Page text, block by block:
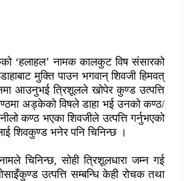
‘हलाहल’ नामक कालकुट विष संसारको
मुक्ति पाउन भगवान् शिवजी हिमवत्
आउनुभई त्रिशूलले खोपेर कुण्ड उत्पत्ति
अड्केको विषले डाहा भई उनको कण्ठ/
कण्ठ भएका शिवजीले उत्पत्ति गर्नुभएको
शिवकुण्ड भनेर पनि चिनिन्छ ।
चिनिन्छ, सोही त्रिशूलधारा जम्न गई
उत्पत्ति सम्बन्धि केही रोचक तथा